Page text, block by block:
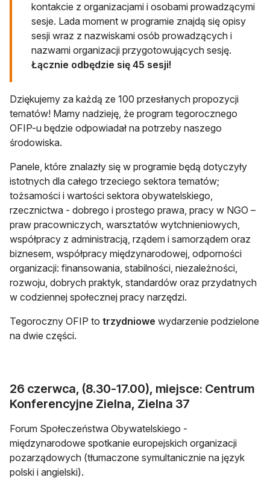
kontakcie z organizacjami i osobami prowadzącymi
sesje. Lada moment w programie znajdą się opisy
sesji wraz z nazwiskami osób prowadzących i
nazwami organizacji przygotowujących sesję.
Łącznie odbędzie się 45 sesji!
Dziękujemy za każdą ze 100 przesłanych propozycji
tematów! Mamy nadzieję, że program tegorocznego
OFIP-u będzie odpowiadał na potrzeby naszego
środowiska.
Panele, które znalazły się w programie będą dotyczyły
istotnych dla całego trzeciego sektora tematów;
tożsamości i wartości sektora obywatelskiego,
rzecznictwa - dobrego i prostego prawa, pracy w NGO –
praw pracowniczych, warsztatów wytchnieniowych,
współpracy z administracją, rządem i samorządem oraz
biznesem, współpracy międzynarodowej, odporności
organizacji: finansowania, stabilności, niezależności,
rozwoju, dobrych praktyk, standardów oraz przydatnych
w codziennej społecznej pracy narzędzi.
Tegoroczny OFIP to trzydniowe wydarzenie podzielone
na dwie części.
26 czerwca, (8.30-17.00), miejsce: Centrum
Konferencyjne Zielna, Zielna 37
Forum Społeczeństwa Obywatelskiego -
międzynarodowe spotkanie europejskich organizacji
pozarządowych (tłumaczone symultanicznie na język
polski i angielski).